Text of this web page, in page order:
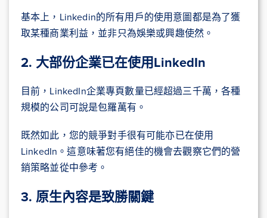
基本上，Linkedin的所有用戶的使用意圖都是為了獲
取某種商業利益，並非只為娛樂或興趣使然。
2. 大部份企業已在使用LinkedIn
目前，LinkedIn企業專頁數量已經超過三千萬，各種
規模的公司可說是包羅萬有。
既然如此，您的競爭對手很有可能亦已在使用
LinkedIn。這意味著您有絕佳的機會去觀察它們的營
銷策略並從中參考。
3. 原生內容是致勝關鍵